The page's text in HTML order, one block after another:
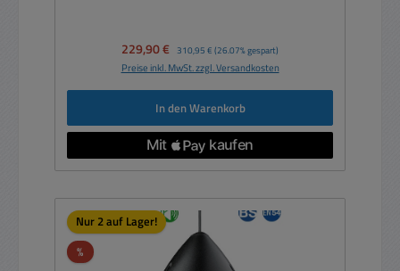
Verkaufspreis:
229,90 € Regulärer Preis:
310,95 € (26.07% gespart)
Preise inkl. MwSt. zzgl. Versandkosten
In den Warenkorb
Nur 2 auf Lager!
%Rabatt